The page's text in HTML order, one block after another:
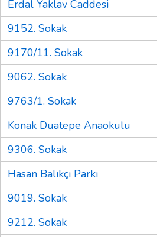
Erdal Yaklav Caddesi
9152. Sokak
9170/11. Sokak
9062. Sokak
9763/1. Sokak
Konak Duatepe Anaokulu
9306. Sokak
Hasan Balıkçı Parkı
9019. Sokak
9212. Sokak